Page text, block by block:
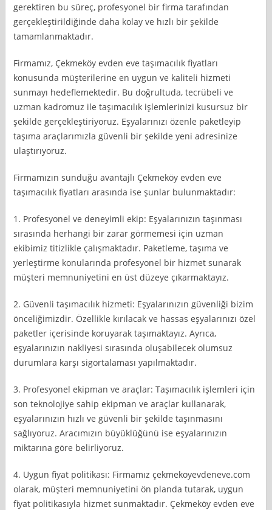
gerektiren bu süreç, profesyonel bir firma tarafından
gerçekleştirildiğinde daha kolay ve hızlı bir şekilde
tamamlanmaktadır.
Firmamız, Çekmeköy evden eve taşımacılık fiyatları
konusunda müşterilerine en uygun ve kaliteli hizmeti
sunmayı hedeflemektedir. Bu doğrultuda, tecrübeli ve
uzman kadromuz ile taşımacılık işlemlerinizi kusursuz bir
şekilde gerçekleştiriyoruz. Eşyalarınızı özenle paketleyip
taşıma araçlarımızla güvenli bir şekilde yeni adresinize
ulaştırıyoruz.
Firmamızın sunduğu avantajlı Çekmeköy evden eve
taşımacılık fiyatları arasında ise şunlar bulunmaktadır:
1. Profesyonel ve deneyimli ekip: Eşyalarınızın taşınması
sırasında herhangi bir zarar görmemesi için uzman
ekibimiz titizlikle çalışmaktadır. Paketleme, taşıma ve
yerleştirme konularında profesyonel bir hizmet sunarak
müşteri memnuniyetini en üst düzeye çıkarmaktayız.
2. Güvenli taşımacılık hizmeti: Eşyalarınızın güvenliği bizim
önceliğimizdir. Özellikle kırılacak ve hassas eşyalarınızı özel
paketler içerisinde koruyarak taşımaktayız. Ayrıca,
eşyalarınızın nakliyesi sırasında oluşabilecek olumsuz
durumlara karşı sigortalaması yapılmaktadır.
3. Profesyonel ekipman ve araçlar: Taşımacılık işlemleri için
son teknolojiye sahip ekipman ve araçlar kullanarak,
eşyalarınızın hızlı ve güvenli bir şekilde taşınmasını
sağlıyoruz. Aracımızın büyüklüğünü ise eşyalarınızın
miktarına göre belirliyoruz.
4. Uygun fiyat politikası: Firmamız çekmekoyevdeneve.com
olarak, müşteri memnuniyetini ön planda tutarak, uygun
fiyat politikasıyla hizmet sunmaktadır. Çekmeköy evden eve